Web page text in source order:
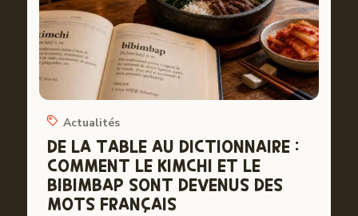
Actualités
DE LA TABLE AU DICTIONNAIRE :
COMMENT LE KIMCHI ET LE
BIBIMBAP SONT DEVENUS DES
MOTS FRANÇAIS